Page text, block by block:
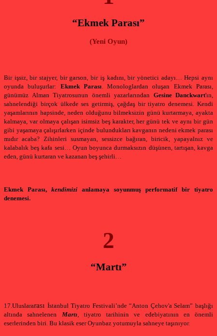
“Ekmek Parası”
(Yeni Oyun)
Bir işsiz, bir stajyer, bir garson, bir iş kadını, bir yönetici adayı… Hepsi aynı
oyunda buluşurlar: Ekmek Parası . Monologlardan oluşan Ekmek Parası,
günümüz Alman Tiyatrosunun önemli yazarlarından Gesine Danckwart'ın,
sahnelendiği birçok ülkede ses getirmiş, çağdaş bir tiyatro denemesi. Kendi
yaşamlarının hapsinde, neden olduğunu bilmeksizin günü kurtarmaya, ayakta
kalmaya, var olmaya çalışan isimsiz beş karakter, her günü tek ve aynı bir gün
gibi yaşamaya çalışırlarken içinde bulundukları kavganın nedeni ekmek parası
mıdır acaba? Zihinleri susmayan, sessizce bağıran, biricik, yapayalnız ve
kalabalık beş kafa sesi… Oyun boyunca durmaksızın düşünen, tartışan, kavga
eden, günü kurtaran ve kazanan beş şehirli…
Ekmek Parası, kendimizi anlamaya soyunmuş performatif bir tiyatro
denemesi.
2
“Martı”
17.Uluslararası İstanbul Tiyatro Festivali’nde “Anton Çehov'a Selam” başlığı
altında sahnelenen Martı , tiyatro tarihinin ve edebiyatının en önemli
eserlerinden biri. Bu klasik eser Oyunbaz yotumuyla sahneye taşınıyor.